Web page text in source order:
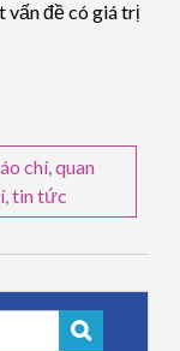
vấn đề có giá trị
chí,quan
,tin tức